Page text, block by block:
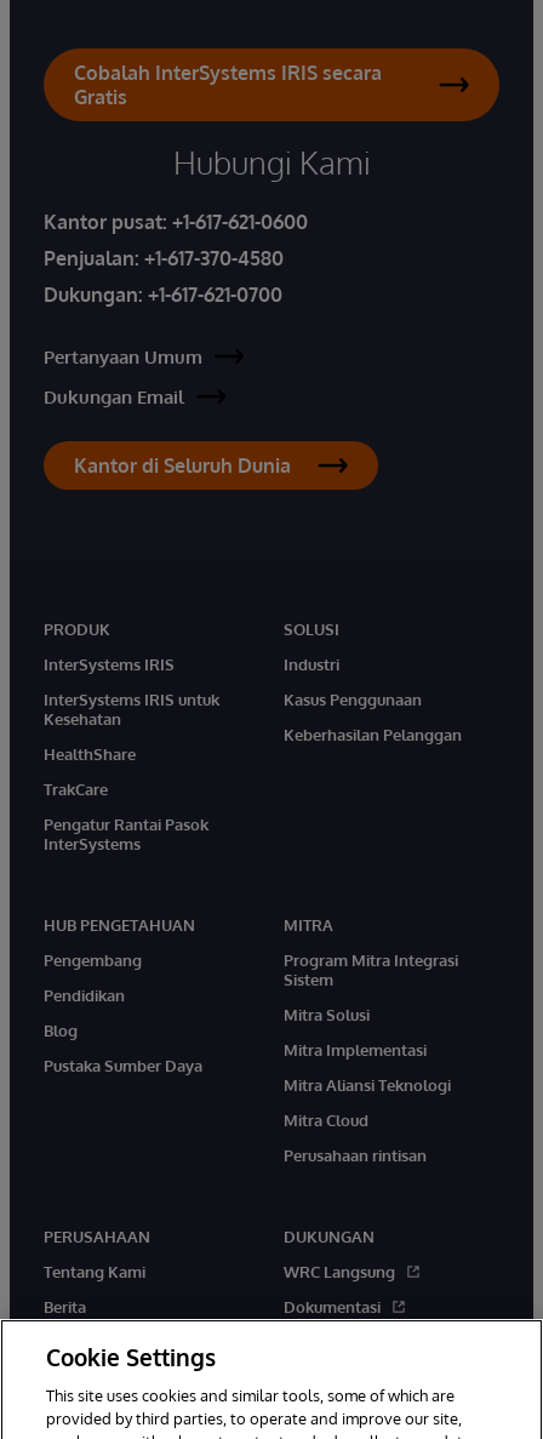
Cobalah InterSystems IRIS secara
Gratis
Hubungi Kami
Kantor pusat: +1-617-621-0600
Penjualan: +1-617-370-4580
Dukungan: +1-617-621-0700
Pertanyaan Umum
Dukungan Email
Kantor di Seluruh Dunia
PRODUK
InterSystems IRIS
InterSystems IRIS untuk
Kesehatan
HealthShare
TrakCare
Pengatur Rantai Pasok
InterSystems
SOLUSI
Industri
Kasus Penggunaan
Keberhasilan Pelanggan
HUB PENGETAHUAN
Pengembang
Pendidikan
Blog
Pustaka Sumber Daya
MITRA
Program Mitra Integrasi
Sistem
Mitra Solusi
Mitra Implementasi
Mitra Aliansi Teknologi
Mitra Cloud
Perusahaan rintisan
PERUSAHAAN
Tentang Kami
Berita
DUKUNGAN
WRC Langsung
Dokumentasi
Cookie Settings
This site uses cookies and similar tools, some of which are
provided by third parties, to operate and improve our site,